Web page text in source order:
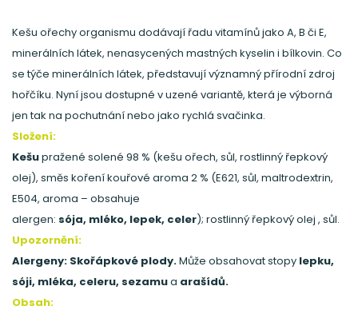
Kešu ořechy organismu dodávají řadu vitamínů jako A, B či E,
minerálních látek, nenasycených mastných kyselin i bílkovin. Co
se týče minerálních látek, představují významný přírodní zdroj
hořčíku. Nyní jsou dostupné v uzené variantě, která je výborná
jen tak na pochutnání nebo jako rychlá svačinka.
Složení:
Kešupražené solené 98 % (kešu ořech, sůl, rostlinný řepkový
olej), směs koření kouřové aroma 2 % (E621, sůl, maltrodextrin,
E504, aroma – obsahuje
alergen: sója, mléko, lepek, celer); rostlinný řepkový olej , sůl.
Upozornění:
Alergeny: Skořápkové plody.Může obsahovat stopy lepku,
sóji, mléka, celeru, sezamua arašídů.
Obsah: